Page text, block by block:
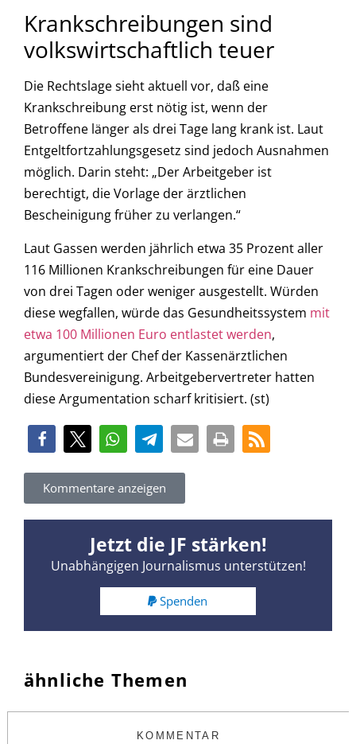
Krankschreibungen sind
volkswirtschaftlich teuer
Die Rechtslage sieht aktuell vor, daß eine
Krankschreibung erst nötig ist, wenn der
Betroffene länger als drei Tage lang krank ist. Laut
Entgeltfortzahlungsgesetz sind jedoch Ausnahmen
möglich. Darin steht: „Der Arbeitgeber ist
berechtigt, die Vorlage der ärztlichen
Bescheinigung früher zu verlangen.“
Laut Gassen werden jährlich etwa 35 Prozent aller
116 Millionen Krankschreibungen für eine Dauer
von drei Tagen oder weniger ausgestellt. Würden
diese wegfallen, würde das Gesundheitssystem mit
etwa 100 Millionen Euro entlastet werden,
argumentiert der Chef der Kassenärztlichen
Bundesvereinigung. Arbeitgebervertreter hatten
diese Argumentation scharf kritisiert. (st)
Kommentare anzeigen
Jetzt die JF stärken!
Unabhängigen Journalismus unterstützen!
Spenden
ähnliche Themen
KOMMENTAR